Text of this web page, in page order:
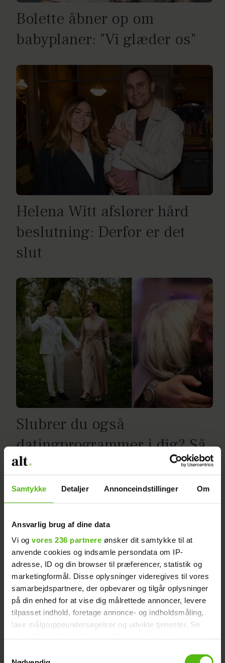
Samtykke Detaljer Annonceindstillinger Om
Ansvarlig brug af dine data
Vi og vores 236 partnere ønsker dit samtykke til at
anvende cookies og indsamle persondata om IP-
adresse, ID og din browser til præferencer, statistik og
marketingformål. Disse oplysninger videregives til vores
samarbejdspartnere, der opbevarer og tilgår oplysninger
på din enhed for at vise dig målrettede annoncer, levere
tilpasset indhold, foretage annonce- og indholdsmåling,
lave målgruppeundersøgelser og udvikle tjenester. Se
tilbage eller ændre indstillinger fra vores
Bolette åbner op om
babyplaner: "Vi glæder os"
Helena Witt afslører hård
beslutning: Derfor er det
slut
Slubrer du også
datingprogrammer i dig? Så
er du en del af en helt særlig
tendens